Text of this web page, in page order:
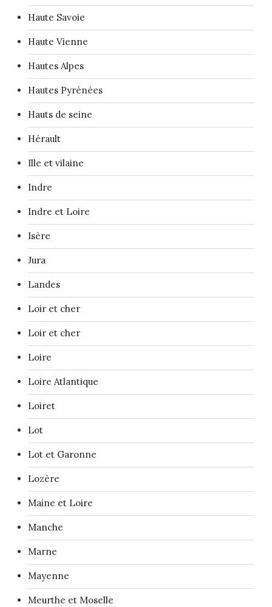
Haute Savoie
Haute Vienne
Hautes Alpes
Hautes Pyrénées
Hauts de seine
Hérault
Ille et vilaine
Indre
Indre et Loire
Isère
Jura
Landes
Loir et cher
Loir et cher
Loire
Loire Atlantique
Loiret
Lot
Lot et Garonne
Lozère
Maine et Loire
Manche
Marne
Mayenne
Meurthe et Moselle